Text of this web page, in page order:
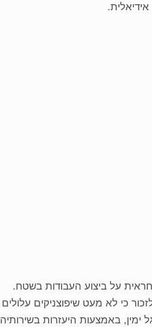
על ביצוע העבודות בשטח.
כי לא מעט שיפוצניקים עלולים
באמצעות היעזרות בשירותיה